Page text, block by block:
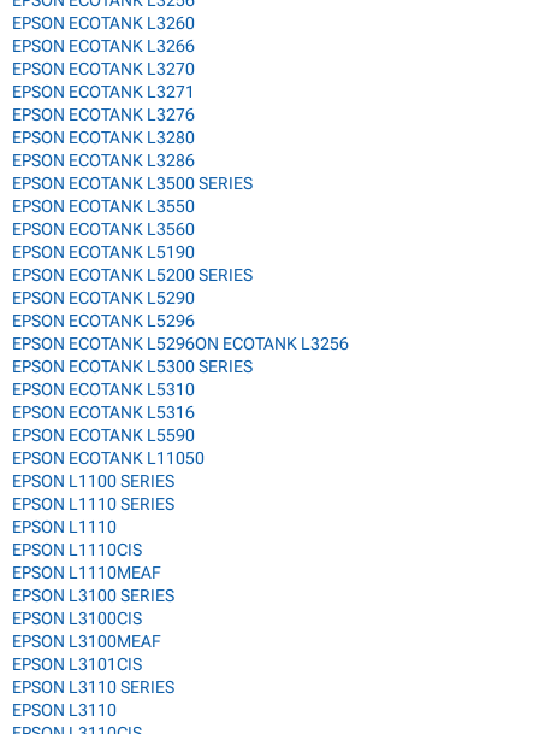
EPSON ECOTANK L3260
EPSON ECOTANK L3266
EPSON ECOTANK L3270
EPSON ECOTANK L3271
EPSON ECOTANK L3276
EPSON ECOTANK L3280
EPSON ECOTANK L3286
EPSON ECOTANK L3500 SERIES
EPSON ECOTANK L3550
EPSON ECOTANK L3560
EPSON ECOTANK L5190
EPSON ECOTANK L5200 SERIES
EPSON ECOTANK L5290
EPSON ECOTANK L5296
EPSON ECOTANK L5296ON ECOTANK L3256
EPSON ECOTANK L5300 SERIES
EPSON ECOTANK L5310
EPSON ECOTANK L5316
EPSON ECOTANK L5590
EPSON ECOTANK L11050
EPSON L1100 SERIES
EPSON L1110 SERIES
EPSON L1110
EPSON L1110CIS
EPSON L1110MEAF
EPSON L3100 SERIES
EPSON L3100CIS
EPSON L3100MEAF
EPSON L3101CIS
EPSON L3110 SERIES
EPSON L3110